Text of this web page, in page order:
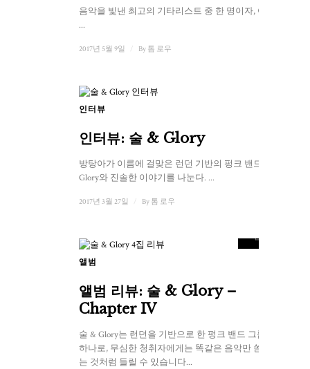
음악을 빛낸 최고의 기타리스트 중 한 명이자, 어쩌면
...
2017년 5월 9일 By 톰 로우
인터뷰
인터뷰: 술 & Glory
방탕아가 이름에 걸맞은 런던 기반의 펑크 밴드 술 &
Glory와 진솔한 이야기를 나눈다. ...
2017년 3월 27일 By 톰 로우
점수
앨범
앨범 리뷰: 술 & Glory –
Chapter IV
술 & Glory는 런던을 기반으로 한 펑크 밴드 그룹 중
하나로, 무심한 청취자에게는 똑같은 음악만 쏟아내
는 것처럼 들릴 수 있습니다...